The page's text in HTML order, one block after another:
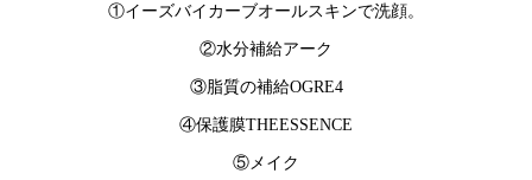
①イーズバイカーブオールスキンで洗顔。
②水分補給アーク
③脂質の補給OGRE4
④保護膜THEESSENCE
⑤メイク